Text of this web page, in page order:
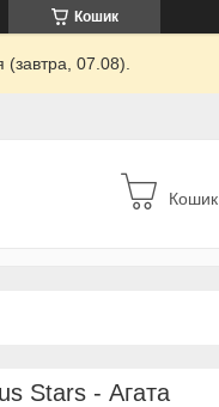
Кошик
07.08).
Кошик
Stars - Агата